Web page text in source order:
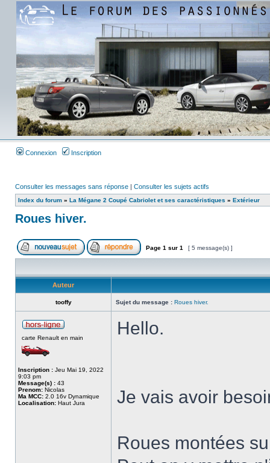
Connexion Inscription
Consulter les messages sans réponse | Consulter les sujets actifs
Index du forum » La Mégane 2 Coupé Cabriolet et ses caractéristiques » Extérieur
Roues hiver.
Page 1 sur 1 [ 5 message(s) ]
Auteur
tooffy Sujet du message : Roues hiver.
carte Renault en main
Inscription : Jeu Mai 19, 2022
9:03 pm
Message(s) : 43
Prenom: Nicolas
Ma MCC: 2.0 16v Dynamique
Localisation: Haut Jura
Hello.
Je vais avoir
Roues montées